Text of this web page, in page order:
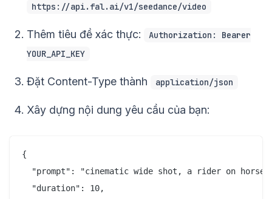
https://api.fal.ai/v1/seedance/video
Thêm tiêu đề xác thực:
Authorization: Bearer
YOUR_API_KEY
Đặt Content-Type thành application/json
Xây dựng nội dung yêu cầu của bạn:
{
"prompt": "cinematic wide shot, a rider on
  "duration": 10,